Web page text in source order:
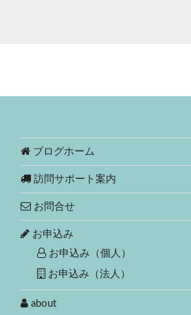
ブログホーム
訪問サポート案内
お問合せ
お申込み
お申込み（個人）
お申込み（法人）
about